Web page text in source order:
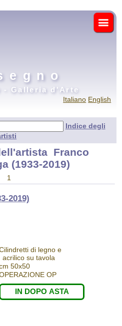
- Galleria d'Arte
Italiano English
Indice degli
Franco
(1933-2019)
1
2019)
di legno e
acrilico su tavola
50x50
OP
IN DOPO ASTA